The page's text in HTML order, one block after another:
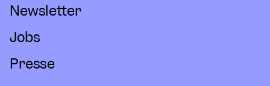
Newsletter
Jobs
Presse